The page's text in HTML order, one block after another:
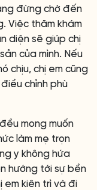
đừng chờ đến
Việc thăm khám
diện sẽ giúp chị
của mình. Nếu
chịu, chị em cũng
chỉnh phù
mong muốn
làm mẹ trọn
y không hứa
hướng tới sự bền
em kiên trì và đi